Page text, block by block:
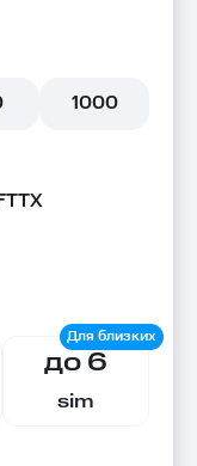
1000
до 6
sim